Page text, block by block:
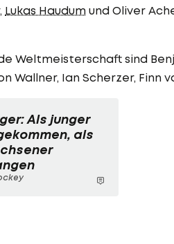
Lukas Haudum und Oliver
Weltmeisterschaft sind
Wallner, Ian Scherzer, Finn
Als junger
als